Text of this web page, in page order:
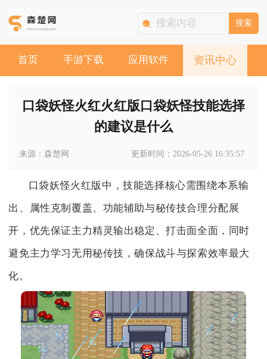
搜索
首页 手游下载 应用软件 资讯中心
口袋妖怪火红火红版口袋妖怪技能选择
的建议是什么
来源：森楚网 更新时间：2026-05-26 16:35:57
口袋妖怪火红版中，技能选择核心需围绕本系输
出、属性克制覆盖、功能辅助与秘传技合理分配展
开，优先保证主力精灵输出稳定、打击面全面，同时
避免主力学习无用秘传技，确保战斗与探索效率最大
化。